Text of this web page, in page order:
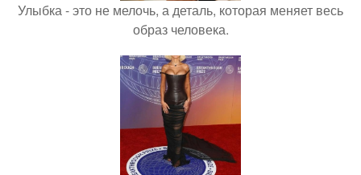
Улыбка - это не мелочь, а деталь, которая меняет весь
образ человека.